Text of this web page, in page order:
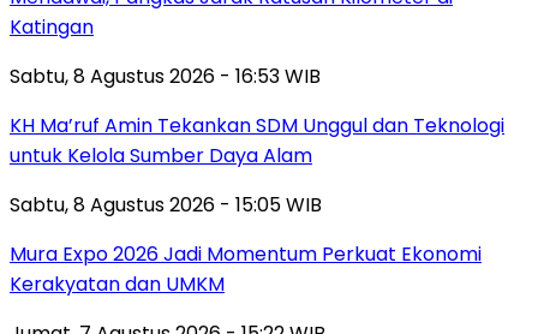
Katingan
Sabtu, 8 Agustus 2026 - 16:53 WIB
KH Ma’ruf Amin Tekankan SDM Unggul dan Teknologi
untuk Kelola Sumber Daya Alam
Sabtu, 8 Agustus 2026 - 15:05 WIB
Mura Expo 2026 Jadi Momentum Perkuat Ekonomi
Kerakyatan dan UMKM